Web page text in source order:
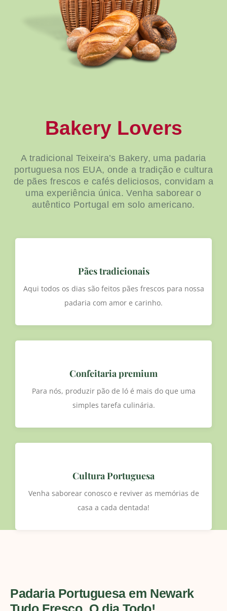
Bakery Lovers
A tradicional Teixeira’s Bakery, uma padaria
portuguesa nos EUA, onde a tradição e cultura
de pães frescos e cafés deliciosos, convidam a
uma experiência única. Venha saborear o
autêntico Portugal em solo americano.
Pães tradicionais
Aqui todos os dias são feitos pães frescos para nossa
padaria com amor e carinho.
Confeitaria premium
Para nós, produzir pão de ló é mais do que uma
simples tarefa culinária.
Cultura Portuguesa
Venha saborear conosco e reviver as memórias de
casa a cada dentada!
Padaria Portuguesa em Newark